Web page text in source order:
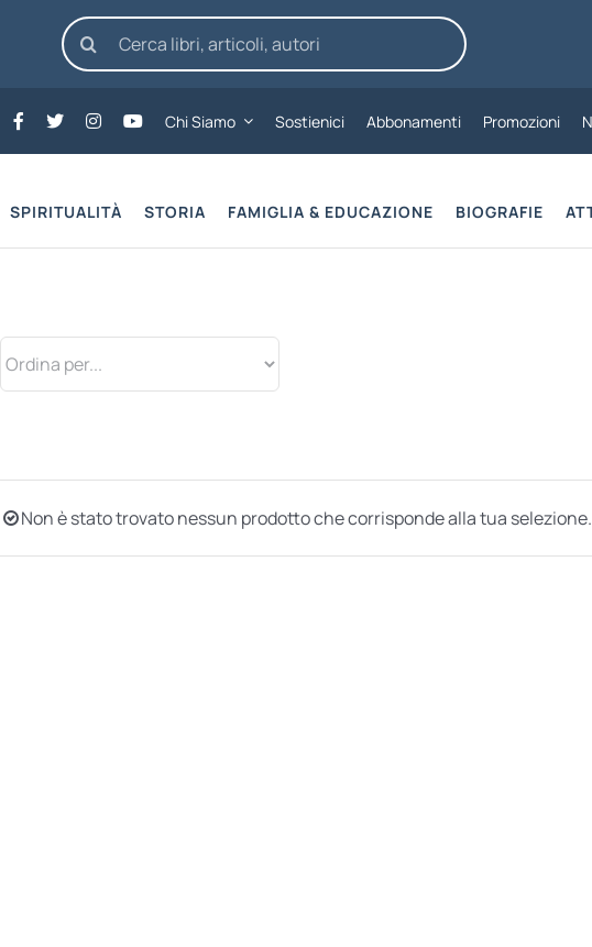
Cerca
per:
Chi Siamo Sostienici Abbonamenti Promozioni
SPIRITUALITÀ STORIA FAMIGLIA & EDUCAZIONE BIOGRAFIE
Non è stato trovato nessun prodotto che corrisponde alla tua selezione.